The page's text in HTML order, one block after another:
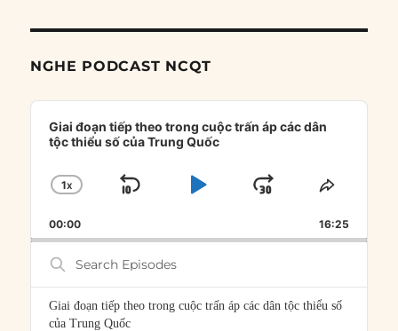
NGHE PODCAST NCQT
Audio
Player
Giai đoạn tiếp theo trong cuộc trấn áp các dân
tộc thiểu số của Trung Quốc
CHANGE
RATE
1X
SKIP
PLAYJUMP
FORWARD
SHARE
00:00 16:25
Search
Episodes
Giai đoạn tiếp theo trong cuộc trấn áp các dân tộc thiểu số
của Trung Quốc